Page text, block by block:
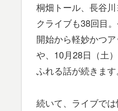
桐畑トール、長谷
クライブも38回目
開始から軽妙かつ
や、10月28日（土
ふれる話が続きます
続いて、ライブで